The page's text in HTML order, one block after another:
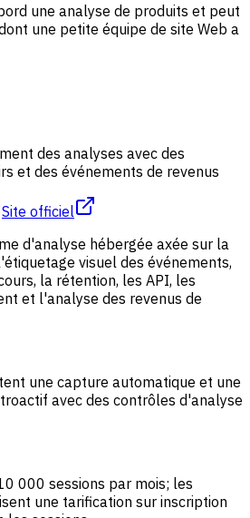
une analyse de produits et peut
une petite équipe de site Web a
des analyses avec des
et des événements de revenus
Site officiel
d'analyse hébergée axée sur la
visuel des événements,
la rétention, les API, les
et l'analyse des revenus de
une capture automatique et une
avec des contrôles d'analyse
000 sessions par mois; les
une tarification sur inscription